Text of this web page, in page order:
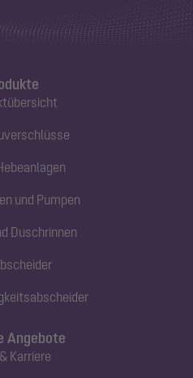
und Pumpen
Duschrinnen
Angebote
Karriere